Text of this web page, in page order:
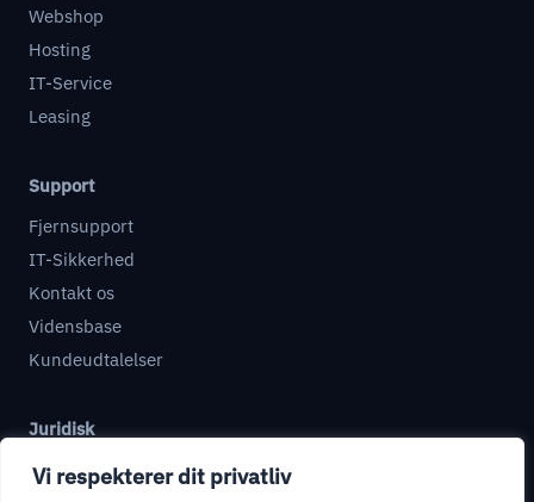
Vi respekterer dit privatliv
Webshop
Hosting
IT-Service
Leasing
Support
Fjernsupport
IT-Sikkerhed
Kontakt os
Vidensbase
Kundeudtalelser
Juridisk
Databehandleraftale